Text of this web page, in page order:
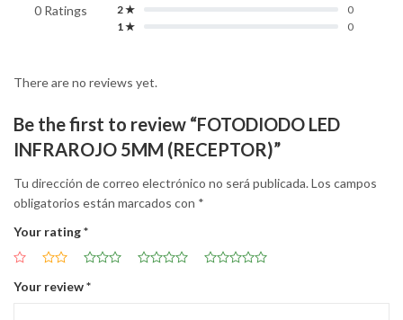
0 Ratings
2 ★
0
1 ★
0
There are no reviews yet.
Be the first to review “FOTODIODO LED
INFRAROJO 5MM (RECEPTOR)”
Tu dirección de correo electrónico no será publicada.Los campos
obligatorios están marcados con *
Your rating*
Your review*